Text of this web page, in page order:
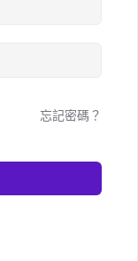
忘記密碼？